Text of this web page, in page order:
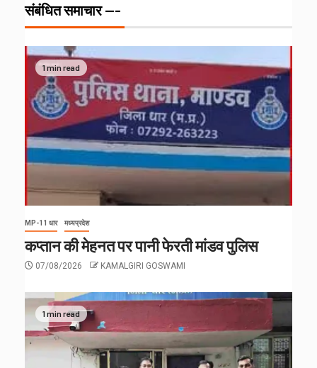
संबंधित समाचार ---
1 min read
MP-11 धार मध्यप्रदेश
कप्तान की मेहनत पर पानी फेरती मांडव पुलिस
07/08/2026 KAMALGIRI GOSWAMI
1 min read